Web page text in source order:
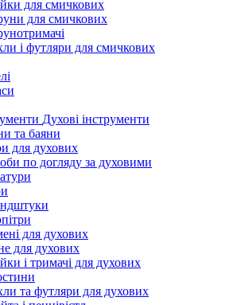
для смичкових
для смичкових
і футляри для смичкових
Духові інструменти
та баяни
для духових
по догляду за духовими
для духових
для духових
і тримачі для духових
та футляри для духових